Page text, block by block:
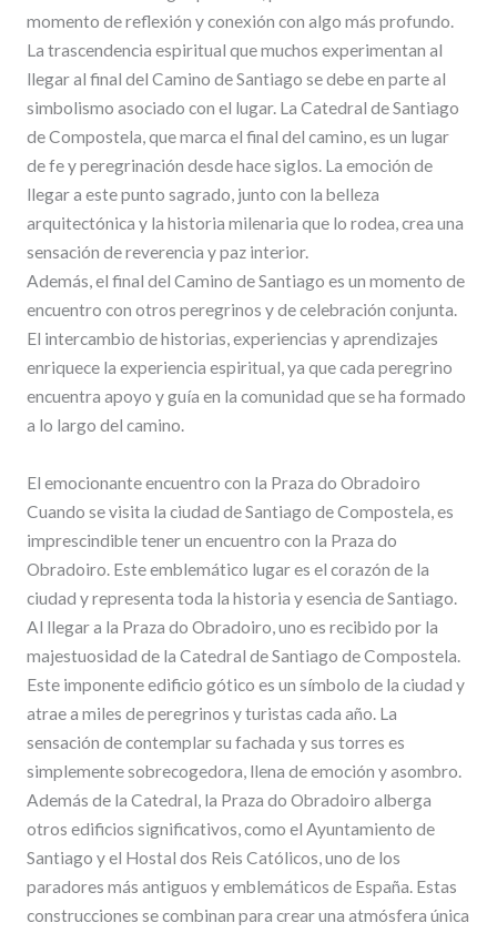
momento de reflexión y conexión con algo más profundo.
La trascendencia espiritual que muchos experimentan al
llegar al final del Camino de Santiago se debe en parte al
simbolismo asociado con el lugar. La Catedral de Santiago
de Compostela, que marca el final del camino, es un lugar
de fe y peregrinación desde hace siglos. La emoción de
llegar a este punto sagrado, junto con la belleza
arquitectónica y la historia milenaria que lo rodea, crea una
sensación de reverencia y paz interior.
Además, el final del Camino de Santiago es un momento de
encuentro con otros peregrinos y de celebración conjunta.
El intercambio de historias, experiencias y aprendizajes
enriquece la experiencia espiritual, ya que cada peregrino
encuentra apoyo y guía en la comunidad que se ha formado
a lo largo del camino.
El emocionante encuentro con la Praza do Obradoiro
Cuando se visita la ciudad de Santiago de Compostela, es
imprescindible tener un encuentro con la Praza do
Obradoiro. Este emblemático lugar es el corazón de la
ciudad y representa toda la historia y esencia de Santiago.
Al llegar a la Praza do Obradoiro, uno es recibido por la
majestuosidad de la Catedral de Santiago de Compostela.
Este imponente edificio gótico es un símbolo de la ciudad y
atrae a miles de peregrinos y turistas cada año. La
sensación de contemplar su fachada y sus torres es
simplemente sobrecogedora, llena de emoción y asombro.
Además de la Catedral, la Praza do Obradoiro alberga
otros edificios significativos, como el Ayuntamiento de
Santiago y el Hostal dos Reis Católicos, uno de los
paradores más antiguos y emblemáticos de España. Estas
construcciones se combinan para crear una atmósfera única